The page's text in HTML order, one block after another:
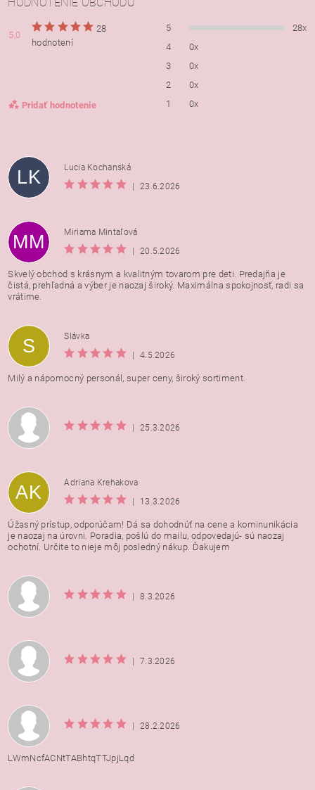
5,0
28
hodnotení
Pridať hodnotenie
5
28x
4
0x
3
0x
2
0x
1
0x
Vložením hodnotenie súhlasíte s
osobných údajov
LK
Lucia Kochanská
|
23.6.2026
MM
Miriama Mintaľová
|
20.5.2026
Skvelý obchod s krásnym a kvalitným tovarom pre deti. Predajňa je
čistá, prehľadná a výber je naozaj široký. Maximálna spokojnosť, radi sa
vrátime.
S
Slávka
|
4.5.2026
Milý a nápomocný personál, super ceny, široký sortiment.
| 25.3.2026
AK
Adriana Krehakova
|
13.3.2026
Úžasný prístup, odporúčam! Dá sa dohodnúť na cene a kominunikácia
je naozaj na úrovni. Poradia, pošlú do mailu, odpovedajú- sú naozaj
ochotní. Určite to nieje môj posledný nákup. Ďakujem
| 8.3.2026
| 7.3.2026
| 28.2.2026
LWmNcfACNtTABhtqTTJpjLqd